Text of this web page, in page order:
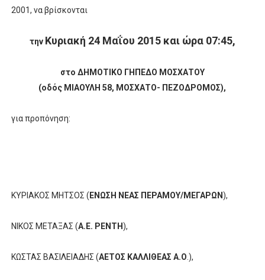
2001, να βρίσκονται
την Κυριακή 24 Μαΐου 2015 και ώρα 07:45,
στο ΔΗΜΟΤΙΚΟ ΓΗΠΕΔΟ ΜΟΣΧΑΤΟΥ
(οδός ΜΙΑΟΥΛΗ 58, ΜΟΣΧΑΤΟ- ΠΕΖΟΔΡΟΜΟΣ),
για προπόνηση:
ΚΥΡΙΑΚΟΣ ΜΗΤΣΟΣ ( ΕΝΩΣΗ ΝΕΑΣ ΠΕΡΑΜΟΥ/ΜΕΓΑΡΩΝ),
ΝΙΚΟΣ ΜΕΤΑΞΑΣ (Α.Ε. ΡΕΝΤΗ),
ΚΩΣΤΑΣ ΒΑΣΙΛΕΙΑΔΗΣ (ΑΕΤΟΣ ΚΑΛΛΙΘΕΑΣ Α.Ο .),